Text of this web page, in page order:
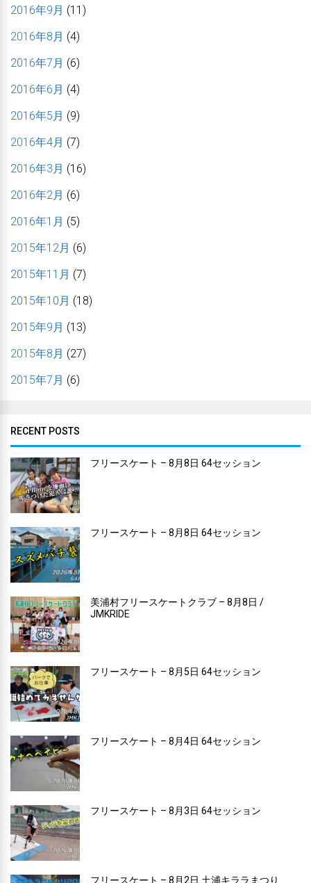
2016年9月 (11)
2016年8月 (4)
2016年7月 (6)
2016年6月 (4)
2016年5月 (9)
2016年4月 (7)
2016年3月 (16)
2016年2月 (6)
2016年1月 (5)
2015年12月 (6)
2015年11月 (7)
2015年10月 (18)
2015年9月 (13)
2015年8月 (27)
2015年7月 (6)
RECENT POSTS
フリースケート – 8月8日 64セッション
フリースケート – 8月8日 64セッション
美浦村フリースケートクラブ – 8月8日 /
JMKRIDE
フリースケート – 8月5日 64セッション
フリースケート – 8月4日 64セッション
フリースケート – 8月3日 64セッション
フリースケート – 8月2日 土浦キララまつり